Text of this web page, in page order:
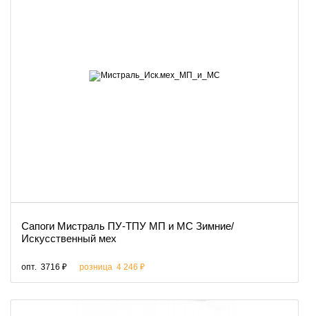
Сапоги Мистраль ПУ-ТПУ МП и МС Зимние/
Искусственный мех
опт. 3716 ₽ розница 4 246 ₽